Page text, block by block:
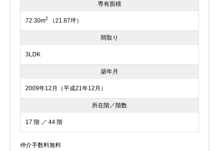
専有面積
72.30m2 （21.87坪）
間取り
3LDK
築年月
2009年12月（平成21年12月）
所在階／階数
17 階 ／ 44 階
仲介手数料無料